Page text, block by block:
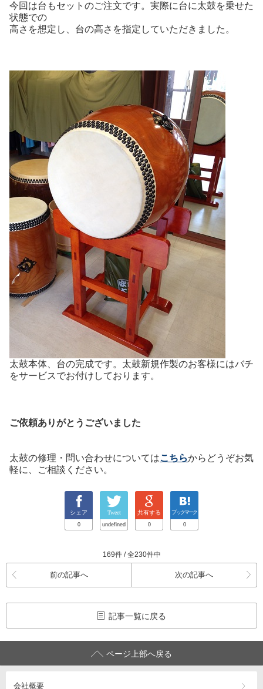
今回は台もセットのご注文です。実際に台に太鼓を乗せた
状態での
高さを想定し、台の高さを指定していただきました。
太鼓本体、台の完成です。太鼓新規作製のお客様にはバチ
をサービスでお付けしております。
ご依頼ありがとうございました
太鼓の修理・問い合わせについてはこちらからどうぞお気
軽に、ご相談ください。
シェア
0
Tweet
undefined
共有する
0
ブックマーク
0
169件 / 全230件中
前の記事へ 次の記事へ
記事一覧に戻る
ページ上部へ戻る
会社概要